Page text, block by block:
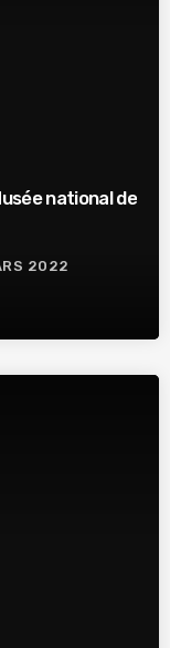
national de
2022